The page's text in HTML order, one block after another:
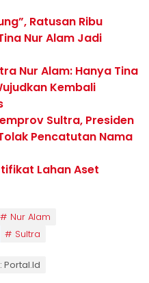
Ratusan Ribu
Nur Alam Jadi
Nur Alam: Hanya Tina
Kembali
Sultra, Presiden
Pencatutan Nama
Lahan Aset
Nur Alam
Sultra
Portal.id